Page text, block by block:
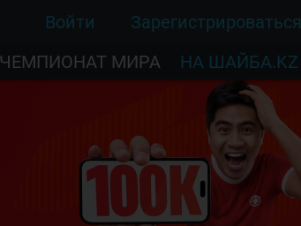
Войти
Зарегистрироваться
ЧЕМПИОНАТ МИРА НА ШАЙБА.KZ